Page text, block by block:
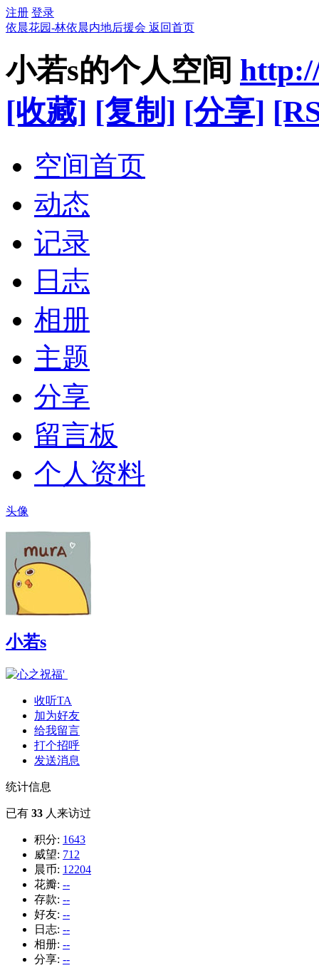
注册 登录
依晨花园-林依晨内地后援会 返回首页
小若s的个人空间
[收藏] [复制] [分享]
空间首页
动态
记录
日志
相册
主题
分享
留言板
个人资料
头像
小若s
收听TA
加为好友
给我留言
打个招呼
发送消息
统计信息
已有 33 人来访过
积分: 1643
威望: 712
晨币: 12204
花瓣: --
存款: --
好友: --
日志: --
相册: --
分享: --